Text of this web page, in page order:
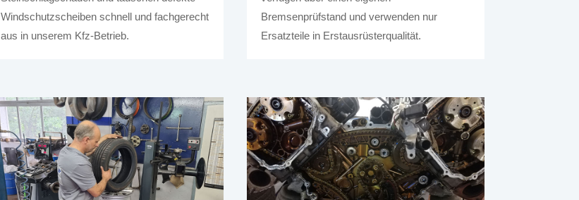
Windschutzscheiben schnell und fachgerecht
aus in unserem Kfz-Betrieb.
Bremsenprüfstand und verwenden nur
Ersatzteile in Erstausrüsterqualität.